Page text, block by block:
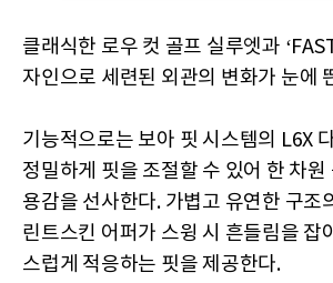
클래식한 로우 컷 골프 실루엣과
자인으로 세련된 외관의 변화가 눈에
기능적으로는 보아 핏 시스템의 L6X
정밀하게 핏을 조절할 수 있어 한 차
용감을 선사한다. 가볍고 유연한 구조
린트스킨 어퍼가 스윙 시 흔들림을 잡
스럽게 적응하는 핏을 제공한다.